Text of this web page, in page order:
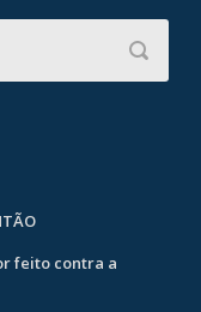
feito contra a